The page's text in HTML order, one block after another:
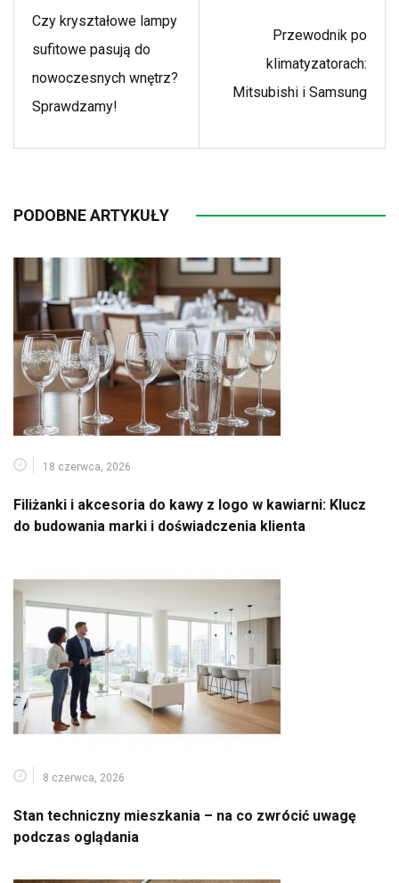
Czy kryształowe lampy
sufitowe pasują do
nowoczesnych wnętrz?
Sprawdzamy!
Przewodnik po
klimatyzatorach:
Mitsubishi i Samsung
PODOBNE ARTYKUŁY
18 czerwca, 2026
Filiżanki i akcesoria do kawy z logo w kawiarni: Klucz
do budowania marki i doświadczenia klienta
8 czerwca, 2026
Stan techniczny mieszkania – na co zwrócić uwagę
podczas oglądania